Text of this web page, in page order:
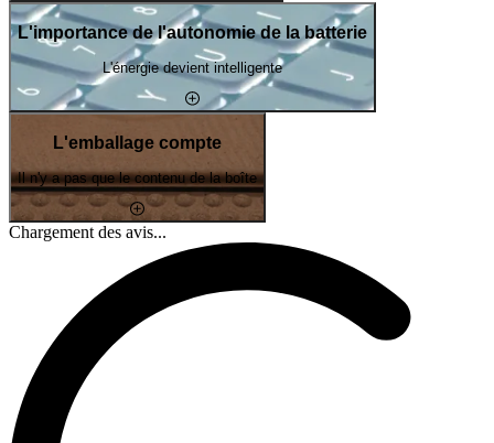
L'importance de l'autonomie de la batterie
L'énergie devient intelligente
L'emballage compte
Il n'y a pas que le contenu de la boîte
Chargement des avis...